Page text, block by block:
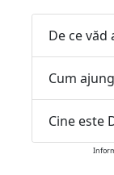
De ce văd
Cum
Cine este